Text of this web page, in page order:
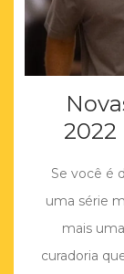
2022
Se você é
uma série
mais
curadoria